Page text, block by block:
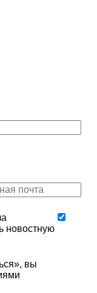
новостную
вы